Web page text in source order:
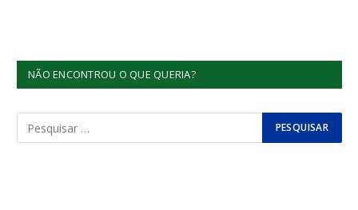
NÃO ENCONTROU O QUE QUERIA?